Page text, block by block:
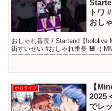
トワ
おし
おしゃれ番長 / Startend【hololive
街すいせい #おしゃれ番長 💾 ￤
￣￣￣￣￣￣￣￣￣￣￣￣￣￣￣
ホロライブ
【
2025
でレ